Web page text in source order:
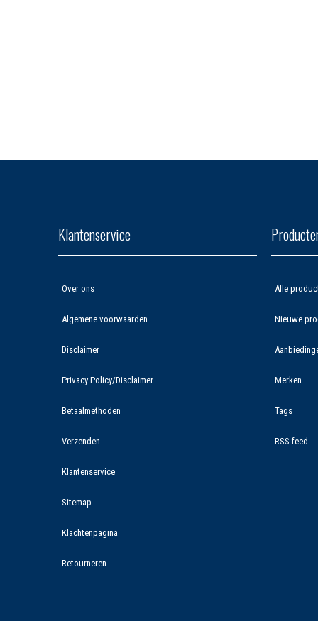
Klantenservice
Over ons
Algemene voorwaarden
Disclaimer
Privacy Policy/Disclaimer
Betaalmethoden
Verzenden
Klantenservice
Sitemap
Klachtenpagina
Retourneren
Alle
Nieuwe
Merken
Tags
RSS-feed